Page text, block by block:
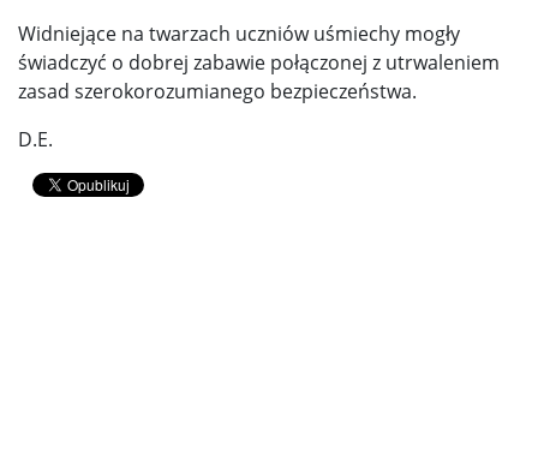
Widniejące na twarzach uczniów uśmiechy mogły
świadczyć o dobrej zabawie połączonej z utrwaleniem
zasad szerokorozumianego bezpieczeństwa.
D.E.